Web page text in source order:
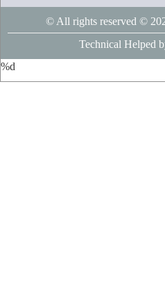
© All rights reserved ©
Technical Helped
%d